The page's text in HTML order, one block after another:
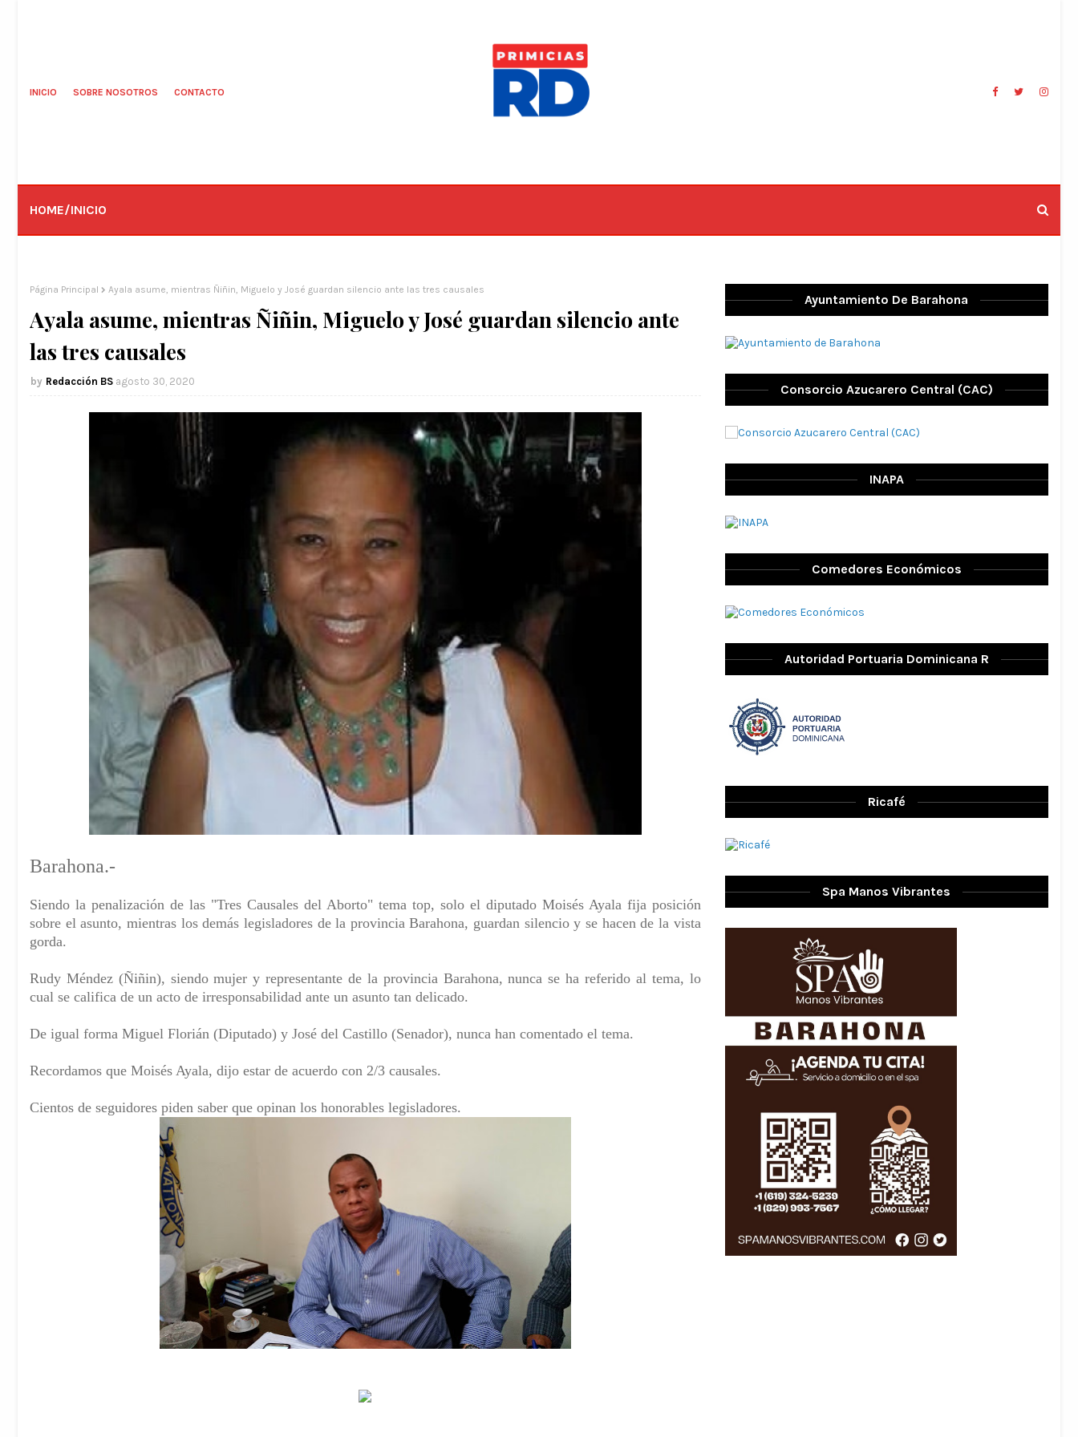
INICIO SOBRE NOSOTROS CONTACTO
HOME/INICIO
Página Principal Ayala asume, mientras Ñiñin, Miguelo y José guardan silencio ante las tres causales
Ayala asume, mientras Ñiñin, Miguelo y José guardan silencio ante
las tres causales
Redacción BS agosto 30, 2020
Barahona.-
Siendo la penalización de las "Tres Causales del Aborto" tema top, solo el diputado Moisés Ayala fija posición
sobre el asunto, mientras los demás legisladores de la provincia Barahona, guardan silencio y se hacen de la vista
gorda.
Rudy Méndez (Ñiñin), siendo mujer y representante de la provincia Barahona, nunca se ha referido al tema, lo
cual se califica de un acto de irresponsabilidad ante un asunto tan delicado.
De igual forma Miguel Florián (Diputado) y José del Castillo (Senador), nunca han comentado el tema.
Recordamos que Moisés Ayala, dijo estar de acuerdo con 2/3 causales.
Cientos de seguidores piden saber que opinan los honorables legisladores.
Ayuntamiento De Barahona
Consorcio Azucarero Central (CAC)
INAPA
Comedores Económicos
Autoridad Portuaria Dominicana R
Ricafé
Spa Manos Vibrantes